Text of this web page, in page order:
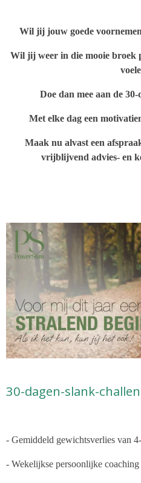
Wil jij jouw goede
Wil jij weer in die mooie broek
Doe dan mee aan de
Met elke dag een
Maak nu alvast een
vrijblijvend advies- en
30-dagen-slank-
- Gemiddeld gewichtsverlies van
- Wekelijkse persoonlijke coaching